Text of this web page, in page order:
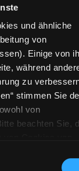
und ähnliche
von
Einige von
während
zu
stimmen Sie
von
beachten Sie,